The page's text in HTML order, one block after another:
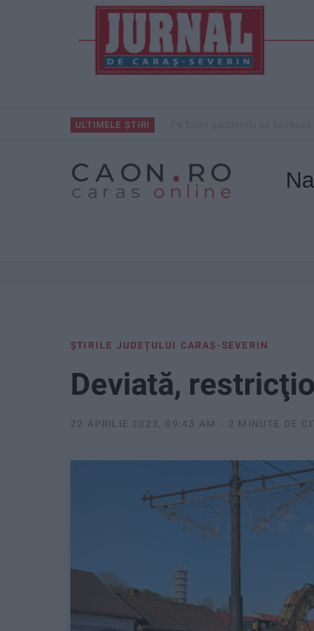
ULTIMELE ȘTIRI
ŞTIRILE JUDEŢULUI CARAŞ-SEVERIN
Deviată,
22 APRILIE 2023, 09:43 AM 2 MINUTE DE